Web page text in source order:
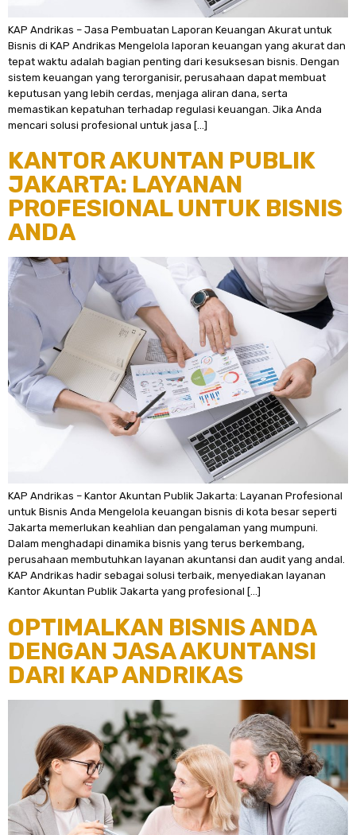
KAP Andrikas – Jasa Pembuatan Laporan Keuangan Akurat untuk
Bisnis di KAP Andrikas Mengelola laporan keuangan yang akurat dan
tepat waktu adalah bagian penting dari kesuksesan bisnis. Dengan
sistem keuangan yang terorganisir, perusahaan dapat membuat
keputusan yang lebih cerdas, menjaga aliran dana, serta
memastikan kepatuhan terhadap regulasi keuangan. Jika Anda
mencari solusi profesional untuk jasa […]
KANTOR AKUNTAN PUBLIK
JAKARTA: LAYANAN
PROFESIONAL UNTUK BISNIS
ANDA
KAP Andrikas – Kantor Akuntan Publik Jakarta: Layanan Profesional
untuk Bisnis Anda Mengelola keuangan bisnis di kota besar seperti
Jakarta memerlukan keahlian dan pengalaman yang mumpuni.
Dalam menghadapi dinamika bisnis yang terus berkembang,
perusahaan membutuhkan layanan akuntansi dan audit yang andal.
KAP Andrikas hadir sebagai solusi terbaik, menyediakan layanan
Kantor Akuntan Publik Jakarta yang profesional […]
OPTIMALKAN BISNIS ANDA
DENGAN JASA AKUNTANSI
DARI KAP ANDRIKAS